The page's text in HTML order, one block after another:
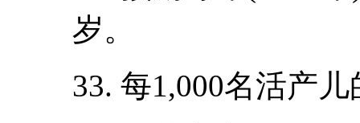
岁。
33. 每1,000名活产